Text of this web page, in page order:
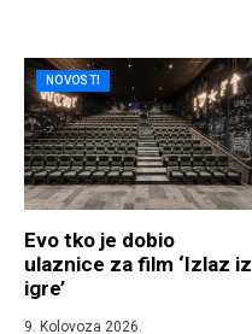
NOVOSTI
Evo tko je dobio
ulaznice za film ‘Izlaz iz
igre’
9. Kolovoza 2026.